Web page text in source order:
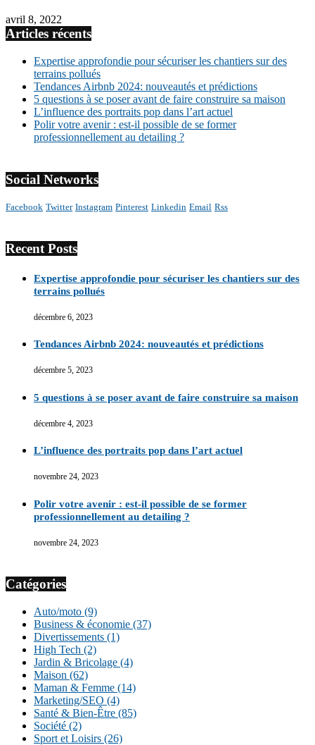
avril 8, 2022
Articles récents
Expertise approfondie pour sécuriser les chantiers sur des
terrains pollués
Tendances Airbnb 2024: nouveautés et prédictions
5 questions à se poser avant de faire construire sa maison
L’influence des portraits pop dans l’art actuel
Polir votre avenir : est-il possible de se former
professionnellement au detailing ?
Social Networks
Facebook Twitter Instagram Pinterest Linkedin Email Rss
Recent Posts
Expertise approfondie pour sécuriser les chantiers sur des
terrains pollués
décembre 6, 2023
Tendances Airbnb 2024: nouveautés et prédictions
décembre 5, 2023
5 questions à se poser avant de faire construire sa maison
décembre 4, 2023
L’influence des portraits pop dans l’art actuel
novembre 24, 2023
Polir votre avenir : est-il possible de se former
professionnellement au detailing ?
novembre 24, 2023
Catégories
Auto/moto (9)
Business & économie (37)
Divertissements (1)
High Tech (2)
Jardin & Bricolage (4)
Maison (62)
Maman & Femme (14)
Marketing/SEO (4)
Santé & Bien-Être (85)
Société (2)
Sport et Loisirs (26)